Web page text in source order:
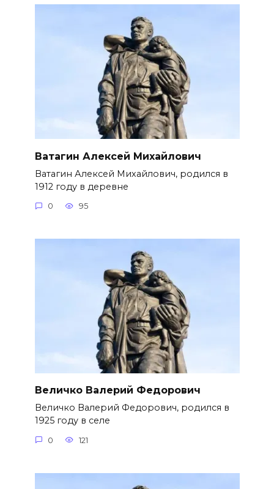
Ватагин Алексей Михайлович
Ватагин Алексей Михайлович, родился в
1912 году в деревне
0 95
Величко Валерий Федорович
Величко Валерий Федорович, родился в
1925 году в селе
0 121